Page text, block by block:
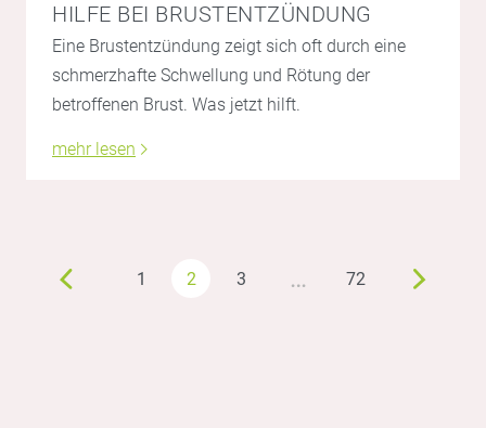
HILFE BEI BRUSTENTZÜNDUNG
Eine Brustentzündung zeigt sich oft durch eine
schmerzhafte Schwellung und Rötung der
betroffenen Brust. Was jetzt hilft.
mehr lesen
1 2 3 … 72